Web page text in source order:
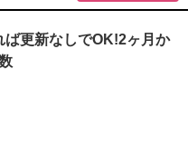
更新なしでOK!2ヶ月か